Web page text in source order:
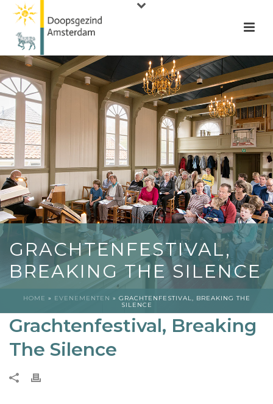
GRACHTENFESTIVAL,
BREAKING THE SILENCE
HOME » EVENEMENTEN » GRACHTENFESTIVAL, BREAKING THE
SILENCE
Grachtenfestival, Breaking
The Silence